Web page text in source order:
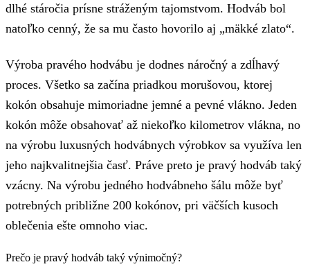
dlhé stáročia prísne stráženým tajomstvom. Hodváb bol
natoľko cenný, že sa mu často hovorilo aj „mäkké zlato“.
Výroba pravého hodvábu je dodnes náročný a zdĺhavý
proces. Všetko sa začína priadkou morušovou, ktorej
kokón obsahuje mimoriadne jemné a pevné vlákno. Jeden
kokón môže obsahovať až niekoľko kilometrov vlákna, no
na výrobu luxusných hodvábnych výrobkov sa využíva len
jeho najkvalitnejšia časť. Práve preto je pravý hodváb taký
vzácny. Na výrobu jedného hodvábneho šálu môže byť
potrebných približne 200 kokónov, pri väčších kusoch
oblečenia ešte omnoho viac.
Prečo je pravý hodváb taký výnimočný?